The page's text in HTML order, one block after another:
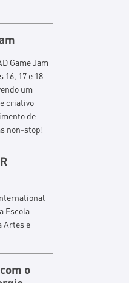
Game Jam
16, 17 e 18
um
criativo
de
non-stop!
Escola
Artes e
o